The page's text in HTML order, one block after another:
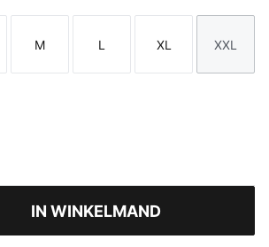
Maat
M
Maat
L
Maat
XL
Maat
XXL
favorieten
IN WINKELMAND